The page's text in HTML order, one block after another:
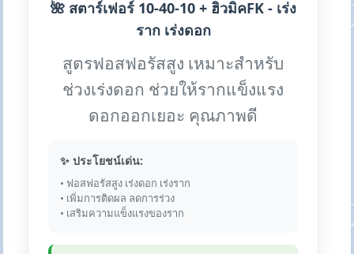
🌺 สตาร์เฟอร์ 10-40-10 + ฮิวมิคFK - เร่ง
ราก เร่งดอก
สูตรฟอสฟอรัสสูง เหมาะสำหรับ
ช่วงเร่งดอก ช่วยให้รากแข็งแรง
ดอกออกเยอะ คุณภาพดี
✨ ประโยชน์เด่น:
• ฟอสฟอรัสสูง เร่งดอก เร่งราก
• เพิ่มการติดผล ลดการร่วง
• เสริมความแข็งแรงของราก